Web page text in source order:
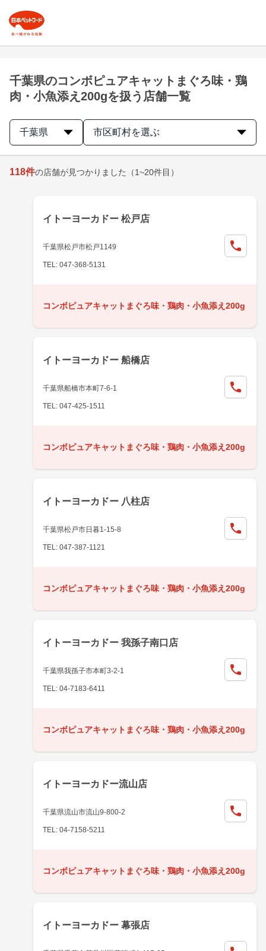
千葉県のコンボピュアキャットまぐろ味・鶏
肉・小魚添え200gを扱う店舗一覧
千葉県 市区町村を選ぶ
118件の店舗が見つかりました （1~20件目）
イトーヨーカドー 松戸店
千葉県松戸市松戸1149
TEL: 047-368-5131
コンボピュアキャットまぐろ味・鶏肉・小魚添え200g
イトーヨーカドー 船橋店
千葉県船橋市本町7-6-1
TEL: 047-425-1511
コンボピュアキャットまぐろ味・鶏肉・小魚添え200g
イトーヨーカドー 八柱店
千葉県松戸市日暮1-15-8
TEL: 047-387-1121
コンボピュアキャットまぐろ味・鶏肉・小魚添え200g
イトーヨーカドー 我孫子南口店
千葉県我孫子市本町3-2-1
TEL: 04-7183-6411
コンボピュアキャットまぐろ味・鶏肉・小魚添え200g
イトーヨーカドー流山店
千葉県流山市流山9-800-2
TEL: 04-7158-5211
コンボピュアキャットまぐろ味・鶏肉・小魚添え200g
イトーヨーカドー 幕張店